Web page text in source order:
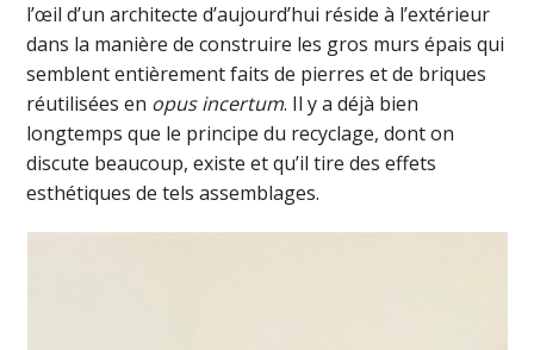
l’œil d’un architecte d’aujourd’hui réside à l’extérieur
dans la manière de construire les gros murs épais qui
semblent entièrement faits de pierres et de briques
réutilisées en opus incertum. Il y a déjà bien
longtemps que le principe du recyclage, dont on
discute beaucoup, existe et qu’il tire des effets
esthétiques de tels assemblages.